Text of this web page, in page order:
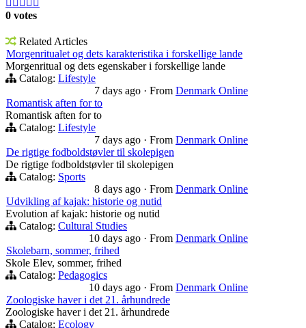
0 votes
Related Articles
Morgenritualet og dets karakteristika i forskellige lande
Morgenritual og dets egenskaber i forskellige lande
Catalog: Lifestyle
7 days ago · From Denmark Online
Romantisk aften for to
Romantisk aften for to
Catalog: Lifestyle
7 days ago · From Denmark Online
De rigtige fodboldstøvler til skolepigen
De rigtige fodboldstøvler til skolepigen
Catalog: Sports
8 days ago · From Denmark Online
Udvikling af kajak: historie og nutid
Evolution af kajak: historie og nutid
Catalog: Cultural Studies
10 days ago · From Denmark Online
Skolebarn, sommer, frihed
Skole Elev, sommer, frihed
Catalog: Pedagogics
10 days ago · From Denmark Online
Zoologiske haver i det 21. århundrede
Zoologiske haver i det 21. århundrede
Catalog: Ecology